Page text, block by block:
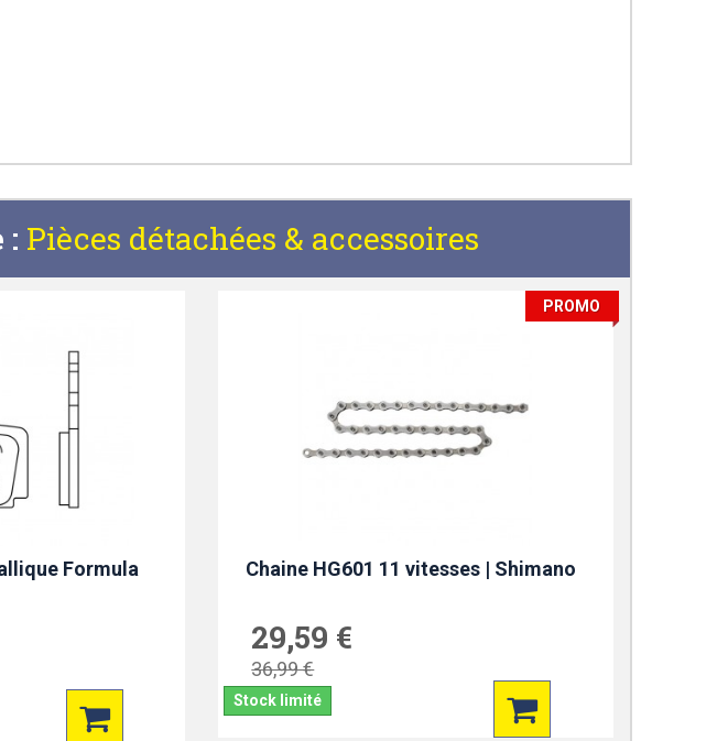
: Pièces détachées & accessoires
Formula
PROMO
Chaine HG601 11 vitesses | Shimano
29,59 €
36,99 €
Stock limité